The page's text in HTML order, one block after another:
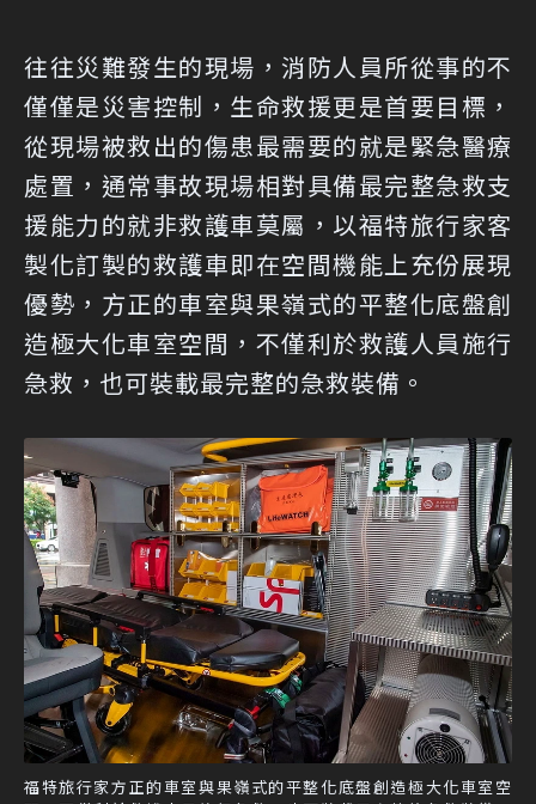
往往災難發生的現場，消防人員所從事的不
僅僅是災害控制，生命救援更是首要目標，
從現場被救出的傷患最需要的就是緊急醫療
處置，通常事故現場相對具備最完整急救支
援能力的就非救護車莫屬，以福特旅行家客
製化訂製的救護車即在空間機能上充份展現
優勢，方正的車室與果嶺式的平整化底盤創
造極大化車室空間，不僅利於救護人員施行
急救，也可裝載最完整的急救裝備。
福特旅行家方正的車室與果嶺式的平整化底盤創造極大化車室空